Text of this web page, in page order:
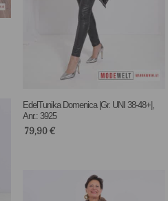
EdelTunika Domenica |Gr. UNI 38-48+|,
Anr.: 3925
79,90€